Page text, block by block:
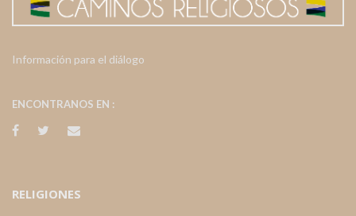
Información para el diálogo
ENCONTRANOS EN :
RELIGIONES